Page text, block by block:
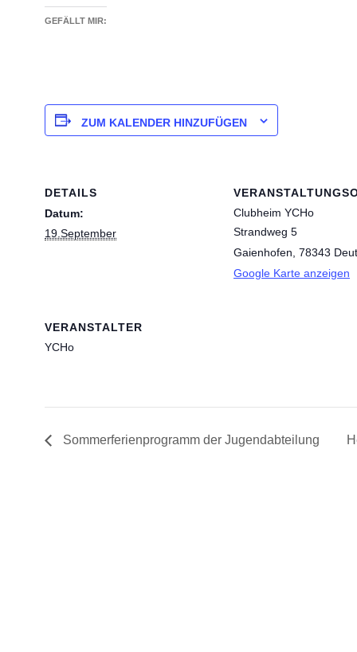
GEFÄLLT MIR:
ZUM KALENDER HINZUFÜGEN
DETAILS
Datum:
19.September
Clubheim YCHo
Strandweg 5
Gaienhofen 78343
Google Karte anzeigen
VERANSTALTER
YCHo
Sommerferienprogramm der Jugendabteilung